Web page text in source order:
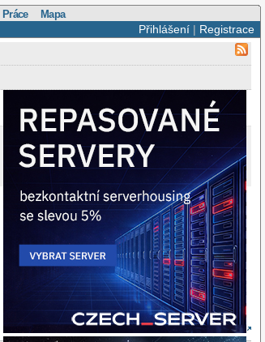
Práce Mapa
Přihlášení| Registrace